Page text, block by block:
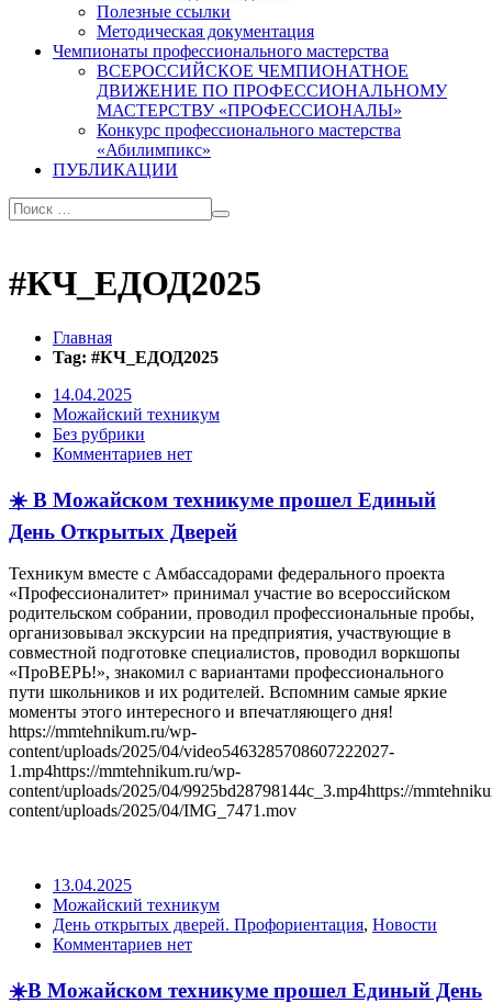
Полезные ссылки
Методическая документация
Чемпионаты профессионального мастерства
ВСЕРОССИЙСКОЕ ЧЕМПИОНАТНОЕ
ДВИЖЕНИЕ ПО ПРОФЕССИОНАЛЬНОМУ
МАСТЕРСТВУ «ПРОФЕССИОНАЛЫ»
Конкурс профессионального мастерства
«Абилимпикс»
ПУБЛИКАЦИИ
#КЧ_ЕДОД2025
Главная
Tag: #КЧ_ЕДОД2025
14.04.2025
Можайский техникум
Без рубрики
Комментариев нет
☀️ В Можайском техникуме прошел Единый
День Открытых Дверей
Техникум вместе с Амбассадорами федерального проекта
«Профессионалитет» принимал участие во всероссийском
родительском собрании, проводил профессиональные пробы,
организовывал экскурсии на предприятия, участвующие в
совместной подготовке специалистов, проводил воркшопы
«ПроВЕРЬ!», знакомил с вариантами профессионального
пути школьников и их родителей. Вспомним самые яркие
моменты этого интересного и впечатляющего дня!
https://mmtehnikum.ru/wp-
content/uploads/2025/04/video5463285708607222027-
1.mp4https://mmtehnikum.ru/wp-
content/uploads/2025/04/9925bd28798144c_3.mp4https://
content/uploads/2025/04/IMG_7471.mov
13.04.2025
Можайский техникум
День открытых дверей. Профориентация, Новости
Комментариев нет
☀️В Можайском техникуме прошел Единый День